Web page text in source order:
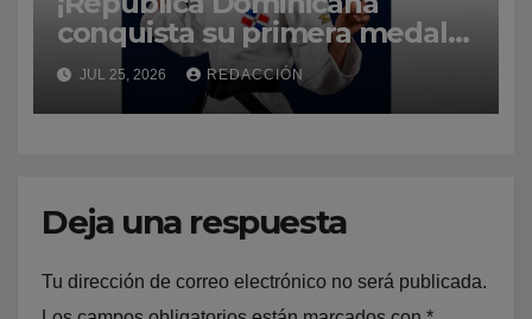
conquista su primera medalla
de oro en Santo Domingo
2026 gracias a Ana Rosa!
JUL 25, 2026 REDACCIÓN
Deja una respuesta
Tu dirección de correo electrónico no será publicada.